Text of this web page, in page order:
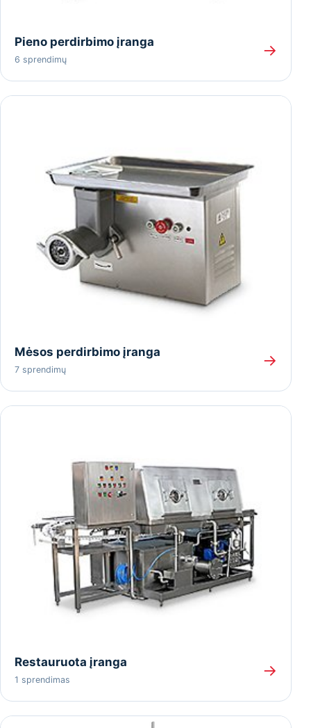
Pieno perdirbimo įranga
6 sprendimų
→
Mėsos perdirbimo įranga
7 sprendimų
→
Restauruota įranga
1 sprendimas
→